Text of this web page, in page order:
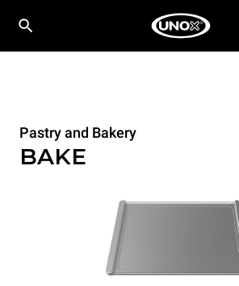
Pastry and Bakery
BAKE